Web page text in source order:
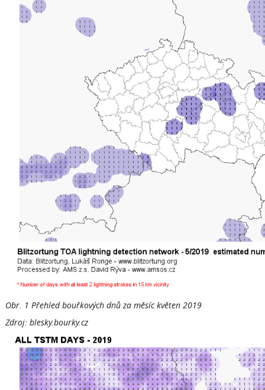
Obr. 1 Přehled bouřkových dnů za měsíc květen 2019
Zdroj: blesky.bourky.cz